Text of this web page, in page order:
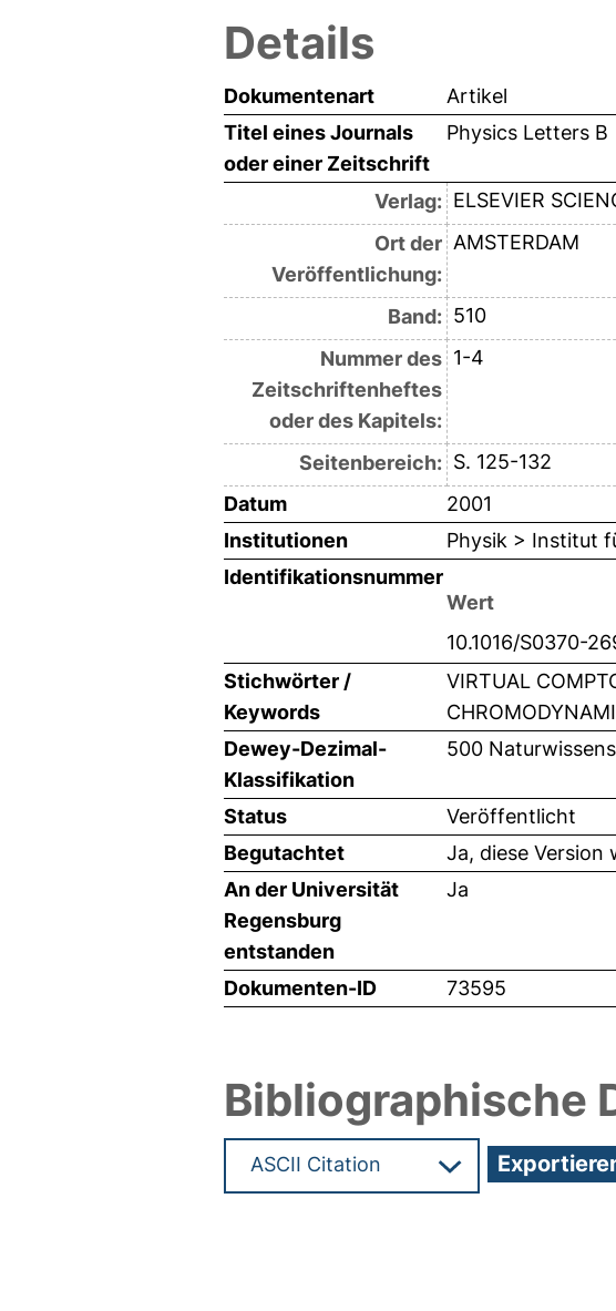
Details
Dokumentenart
Artikel
Titel eines Journals
oder einer Zeitschrift
Physics Letters B
Verlag: ELSEVIER
Ort der
Veröffentlichung:
AMSTERDAM
Band: 510
Nummer des
Zeitschriftenheftes
oder des Kapitels:
1-4
Seitenbereich: S. 125-132
Datum
2001
Institutionen
Physik > Institut
Identifikationsnummer
Wert
10.1016/S0370-
Stichwörter /
Keywords
VIRTUAL
Dewey-Dezimal-
Klassifikation
500
Status
Veröffentlicht
Begutachtet
Ja, diese Version
An der Universität
Regensburg
entstanden
Ja
Dokumenten-ID 73595
Bibliographische